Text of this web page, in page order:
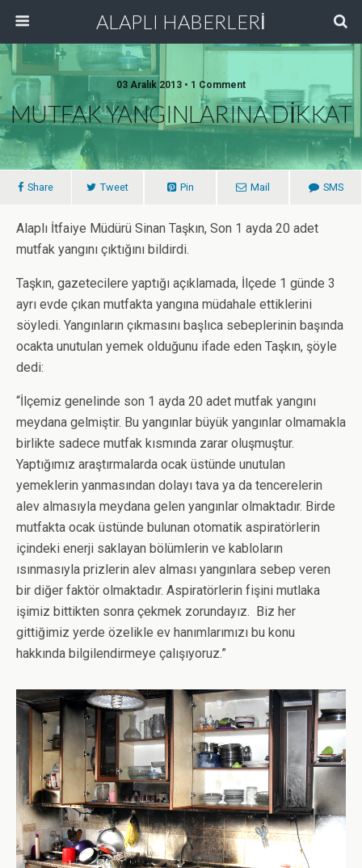
ALAPLI HABERLERİ
03 Aralık 2013 • 1 Comment
MUTFAK YANGINLARINA DİKKAT
Share Tweet Pin Mail SMS
Alaplı İtfaiye Müdürü Sinan Taşkın, Son 1 ayda 20 adet
mutfak yangını çıktığını bildirdi.
Taşkın, gazetecilere yaptığı açıklamada, İlçede 1 günde 3
ayrı evde çıkan mutfakta yangına müdahale ettiklerini
söyledi. Yangınların çıkmasını başlıca sebeplerinin başında
ocakta unutulan yemek olduğunu ifade eden Taşkın, şöyle
dedi:
“İlçemiz genelinde son 1 ayda 20 adet mutfak yangını
meydana gelmiştir. Bu yangınlar büyük yangınlar olmamakla
birlikte sadece mutfak kısmında zarar oluşmuştur.
Yaptığımız araştırmalarda ocak üstünde unutulan
yemeklerin yanmasından dolayı tava ya da tencerelerin
alev almasıyla meydana gelen yangınlar olmaktadır. Birde
mutfakta ocak üstünde bulunan otomatik aspiratörlerin
içindeki enerji saklayan bölümlerin ve kabloların
ısınmasıyla prizlerin alev alması yangınlara sebep veren
bir diğer faktör olmaktadır. Aspiratörlerin fişini mutlaka
işimiz bittikten sonra çekmek zorundayız. Biz her
gittiğimiz yerde özelikle ev hanımlarımızı bu konu
hakkında bilgilendirmeye çalışıyoruz.”